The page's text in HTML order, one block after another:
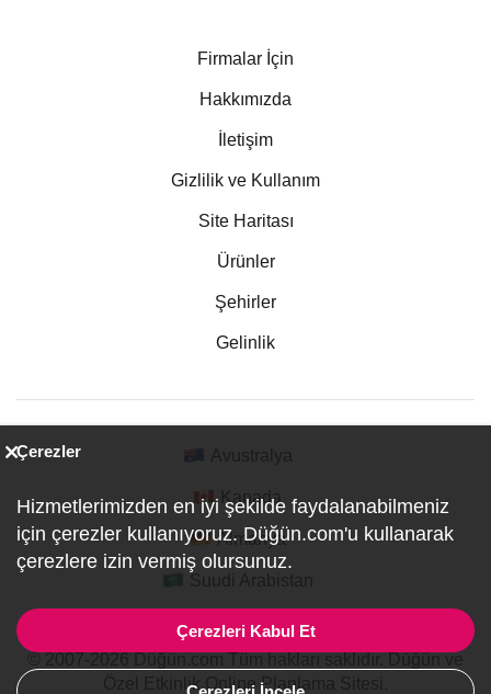
Firmalar İçin
Hakkımızda
İletişim
Gizlilik ve Kullanım
Site Haritası
Ürünler
Şehirler
Gelinlik
Kanada
Almanya
Özel Etkinlik Online Planlama Sitesi.
Çerezler
Hizmetlerimizden en iyi şekilde faydalanabilmeniz
için çerezler kullanıyoruz. Düğün.com'u kullanarak
çerezlere izin vermiş olursunuz.
Çerezleri Kabul Et